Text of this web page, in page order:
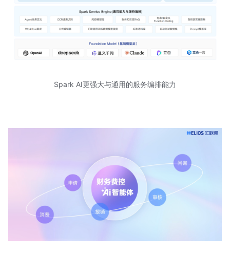
Spark AI更强大与通用的服务编排能力